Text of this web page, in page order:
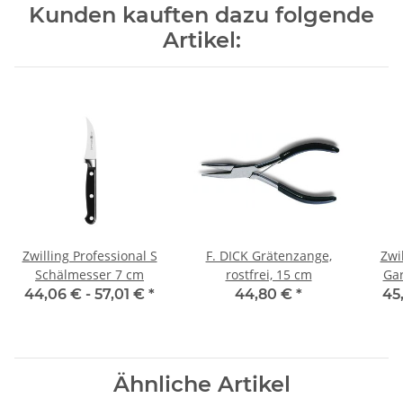
Kunden kauften dazu folgende
Artikel:
Zwilling Professional S
Schälmesser 7 cm
44,06 € - 57,01 € *
F. DICK Grätenzange,
rostfrei, 15 cm
44,80 € *
Ähnliche Artikel